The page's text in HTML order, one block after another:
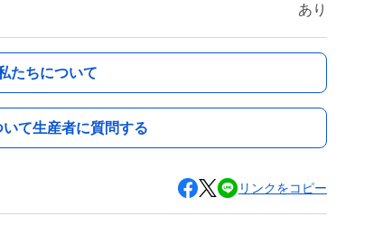
あり
たちについて
て生産者に質問する
リンクをコピー